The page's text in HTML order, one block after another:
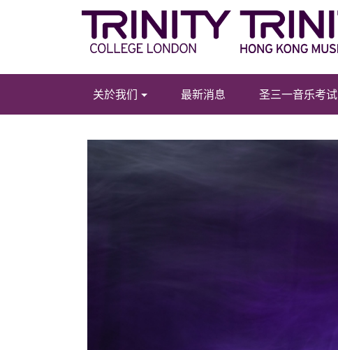
关於我们 最新消息 圣三一音乐考试